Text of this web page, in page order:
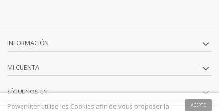
INFORMACIÓN
MI CUENTA
SÍGUENOS EN
ACEPTE
Powerkiter utilise les Cookies afin de vous proposer la